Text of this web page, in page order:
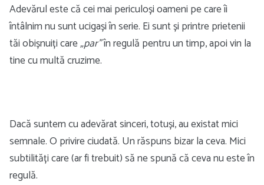
Adevărul este că cei mai periculoși oameni pe care îi
întâlnim nu sunt ucigași în serie. Ei sunt și printre prietenii
tăi obișnuiți care„par”în regulă pentru un timp, apoi vin la
tine cu multă cruzime.
Dacă suntem cu adevărat sinceri, totuși, au existat mici
semnale. O privire ciudată. Un răspuns bizar la ceva. Mici
subtilități care (ar fi trebuit) să ne spună că ceva nu este în
regulă.